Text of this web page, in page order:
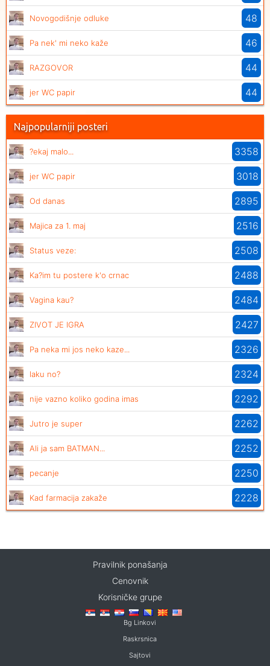
Novogodišnje odluke 48
Pa nek' mi neko kaže 46
RAZGOVOR 44
jer WC papir 44
Najpopularniji posteri
?ekaj malo... 3358
jer WC papir 3018
Od danas 2895
Majica za 1. maj 2516
Status veze: 2508
Ka?im tu postere k'o crnac 2488
Vagina kau? 2484
ZIVOT JE IGRA 2427
Pa neka mi jos neko kaze... 2326
laku no? 2324
nije vazno koliko godina imas 2292
Jutro je super 2262
Ali ja sam BATMAN... 2252
pecanje 2250
Kad farmacija zakaže 2228
Pravilnik ponašanja
Cenovnik
Korisničke grupe
Bg Linkovi
Raskrsnica
Sajtovi